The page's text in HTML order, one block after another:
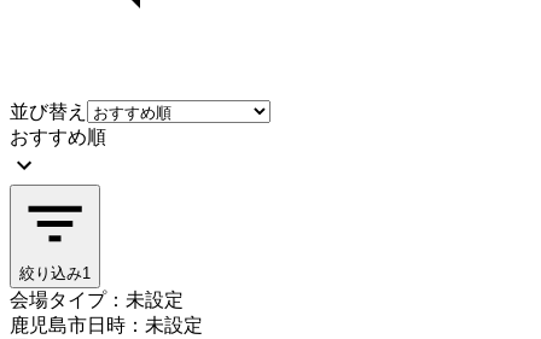
並び替え
おすすめ順
絞り込み1
会場タイプ：未設定
鹿児島市日時：未設定